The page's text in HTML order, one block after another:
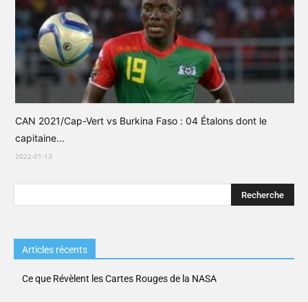
CAN 2021/Cap-Vert vs Burkina Faso : 04 Étalons dont le
capitaine...
2022-01-13
Articles récents
Ce que Révèlent les Cartes Rouges de la NASA